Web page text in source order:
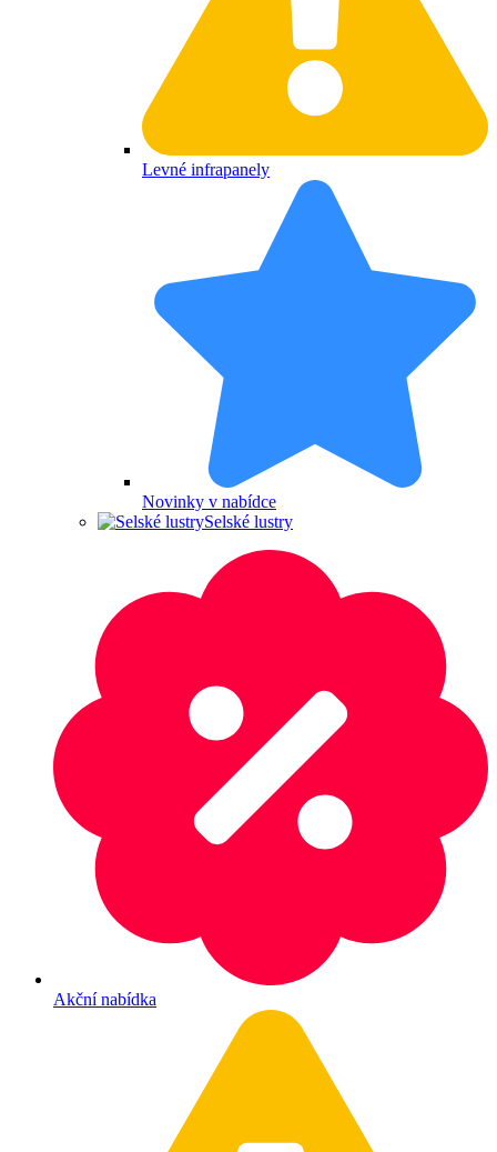
Levné infrapanely
Novinky v nabídce
Selské lustry
Akční nabídka